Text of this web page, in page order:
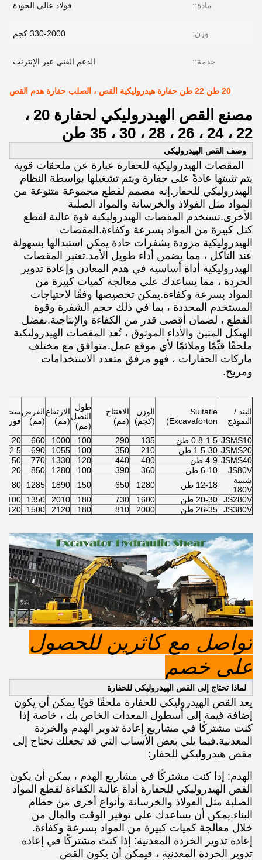
مادة:: فولاذ عالي الجودة
وزن: 330-2000 كجم
خدمة:: الدعم الفني عبر الإنترنت
20 طن 22 طن حفارة هيدروليكية القص ، الصلب حفارة هدم القص
مصنع القص الهيدروليكي لحفارة 20 ،
22 ، 24 ، 26 ، 28 ، 30 ، 35 طن
وصف القص الهيدروليكي
المقصات الهيدروليكية للحفارة عبارة عن ملحقات قوية
يتم تثبيتها عادةً على حفارة ويتم تشغيلها بواسطة النظام
الهيدروليكي للحفار.إنه مصمم لقطع مجموعة متنوعة من
المواد مثل الفولاذ والخرسانة والمواد الصلبة
الأخرى.تستخدم المقصات الهيدروليكية قوة عالية لقطع
كتل كبيرة من المواد بسرعة وكفاءة.المقصات
الهيدروليكية مزودة بشفرات حادة يمكن استبدالها بسهولة
عند التآكل ، مما يضمن أداء طويل الأمد.تعتبر المقصات
الهيدروليكية أداة أساسية في هدم المعادن وإعادة تدوير
الخردة ، مما يساعدك على معالجة كميات كبيرة من
المواد بسرعة وكفاءة.يمكن تخصيصها وفقًا لاحتياجات
المستخدم المحددة ، بما في ذلك حجم الشفرة وقوة
القطع ، لضمان أقصى قدر من الكفاءة والإنتاجية.بفضل
الهيكل المتين والأداء الموثوق ، تُعد المقصات الهيدروليكية
ملحقًا قيِّمًا وملائمًا لأي موقع عمل.متوافق مع مختلف
ماركات الحفارات ، فهو مرفق متعدد الاستخدامات
ومريح.
البند /
النموذج
Suitatle
Excavaforton)
الوزن
(كجم)
الافتتاح
(مم)
طول
النصل
(مم)
الارتفاع
(مم)
العرض
(مم)
سحق
JSMS10 0.8-1.5 طن 135
290
100
1000
660
20
JSMS20 1.5-30 طن 210
350
100
1055
690
22.5
JSMS40 4-9 طن 400
440
120
1330
770
50
JS80V
6-10 طن 360
390
100
1280
850
20
شبيبة
180V
12-18 طن 1280
650
150
1890
1285
80
JS280V
20-30 طن 1600
730
180
2010
1350
100
JS380V
26-35 طن 2000
810
180
2120
1500
120
تواصل مع كاثرين للحصول
على خصم
لماذا تحتاج إلى القص الهيدروليكي للحفارة
يعد القص الهيدروليكي للحفارة ملحقًا قويًا يمكن أن يكون
إضافة قيمة إلى أسطول المعدات الخاص بك ، خاصة إذا
كنت مشتركًا في مشاريع إعادة تدوير الهدم والخردة
المعدنية.فيما يلي بعض الأسباب التي قد تجعلك تحتاج إلى
مقص هيدروليكي للحفار:
الهدم: إذا كنت مشتركًا في مشاريع الهدم ، يمكن أن يكون
القص الهيدروليكي للحفارة أداة عالية الكفاءة لقطع المواد
الصلبة مثل الفولاذ والخرسانة وأنواع أخرى من حطام
البناء.يمكن أن يساعدك على توفير الوقت والمال من
خلال معالجة كميات كبيرة من المواد بسرعة وكفاءة.
إعادة تدوير الخردة المعدنية: إذا كنت مشتركًا في إعادة
تدوير الخردة المعدنية ، فيمكن أن يكون القص